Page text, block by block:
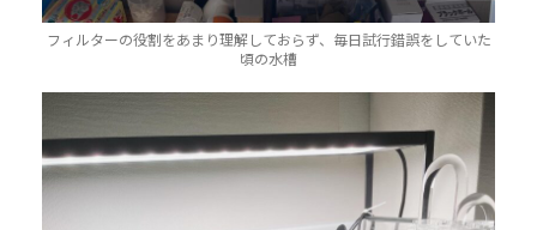
フィルターの役割をあまり理解しておらず、毎日試行錯誤をしていた
頃の水槽